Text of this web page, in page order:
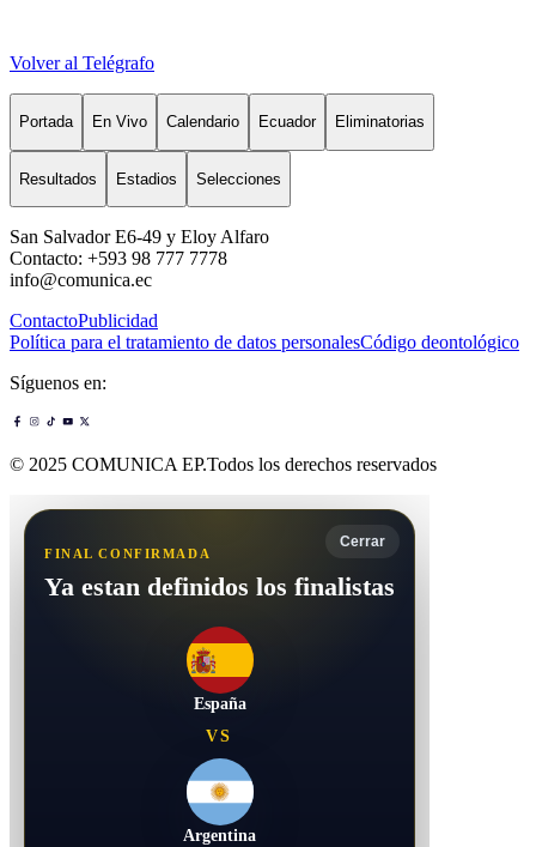
Volver al Telégrafo
Portada En Vivo Calendario Ecuador Eliminatorias
Resultados Estadios Selecciones
San Salvador E6-49 y Eloy Alfaro
Contacto: +593 98 777 7778
info@comunica.ec
ContactoPublicidad
Política para el tratamiento de datos personalesCódigo deontológico
Síguenos en:
© 2025 COMUNICA EP.Todos los derechos reservados
Cerrar
FINAL CONFIRMADA
Ya estan definidos los finalistas
España
VS
Argentina